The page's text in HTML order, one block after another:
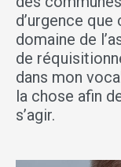
d’urgence
domaine de
de
dans mon
la chose afin
s’agir.